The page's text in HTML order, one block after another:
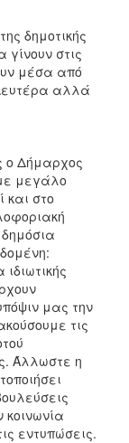
δημοτικής
στις
μέσα από
αλλά
ο Δήμαρχος
μεγάλο
στο
μας την
τις
Άλλωστε η
εντυπώσεις.